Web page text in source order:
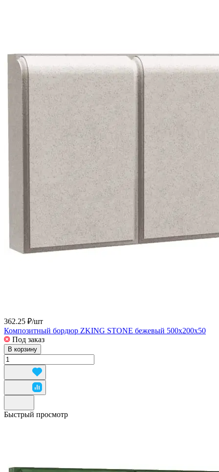
362.25 ₽/шт
Композитный бордюр ZKING STONE бежевый 500х200х50
Под заказ
В корзину
Быстрый просмотр